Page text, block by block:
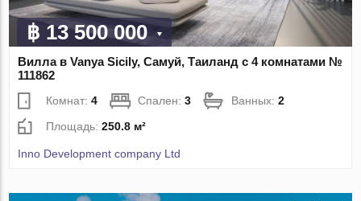
฿ 13 500 000
Вилла в Vanya Sicily, Самуй, Таиланд с 4 комнатами №
111862
Комнат:4 Спален:3 Ванных:2
Площадь:250.8 м²
Inno Development company Ltd